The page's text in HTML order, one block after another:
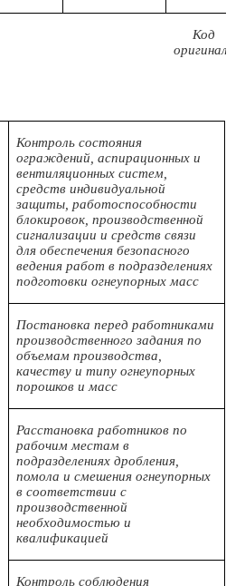
Код
оригинала
Контроль состояния
ограждений, аспирационных и
вентиляционных систем,
средств индивидуальной
защиты, работоспособности
блокировок, производственной
сигнализации и средств связи
для обеспечения безопасного
ведения работ в подразделениях
подготовки огнеупорных масс
Постановка перед работниками
производственного задания по
объемам производства,
качеству и типу огнеупорных
порошков и масс
Расстановка работников по
рабочим местам в
подразделениях дробления,
помола и смешения огнеупорных
в соответствии с
производственной
необходимостью и
квалификацией
Контроль соблюдения